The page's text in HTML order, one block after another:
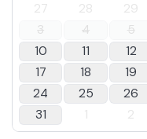
27 28 29
3
4 5
10
11 12
17
18 19
24
25 26
31
1 2